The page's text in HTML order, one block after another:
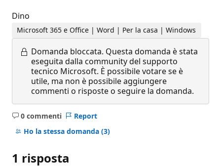
Dino
Microsoft 365 e Office | Word | Per la casa | Windows
Domanda bloccata. Questa domanda è stata
eseguita dalla community del supporto
tecnico Microsoft. È possibile votare se è
utile, ma non è possibile aggiungere
commenti o risposte o seguire la domanda.
0 commenti
Nessun
commento
Report
Ho la stessa domanda (3)
1 risposta